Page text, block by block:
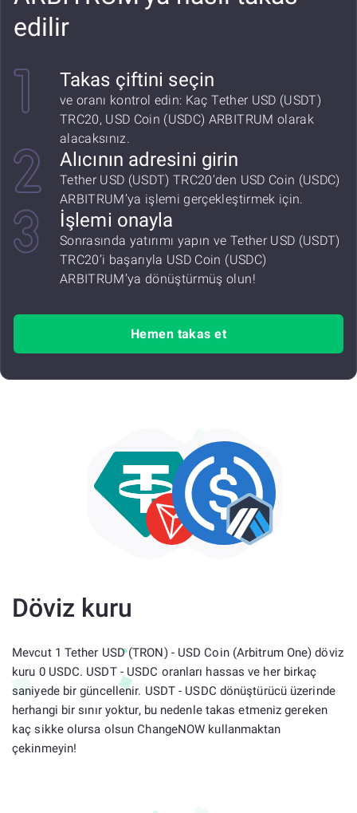
edilir
Takas çiftini seçin
ve oranı kontrol edin: Kaç Tether USD (USDT)
TRC20, USD Coin (USDC) ARBITRUM olarak
alacaksınız.
Alıcının adresini girin
Tether USD (USDT) TRC20’den USD Coin (USDC)
ARBITRUM’ya işlemi gerçekleştirmek için.
İşlemi onayla
Sonrasında yatırımı yapın ve Tether USD (USDT)
TRC20’i başarıyla USD Coin (USDC)
ARBITRUM’ya dönüştürmüş olun!
Hemen takas et
Döviz kuru
Mevcut 1 Tether USD (TRON) - USD Coin (Arbitrum One) döviz
kuru 0 USDC. USDT - USDC oranları hassas ve her birkaç
saniyede bir güncellenir. USDT - USDC dönüştürücü üzerinde
herhangi bir sınır yoktur, bu nedenle takas etmeniz gereken
kaç sikke olursa olsun ChangeNOW kullanmaktan
çekinmeyin!